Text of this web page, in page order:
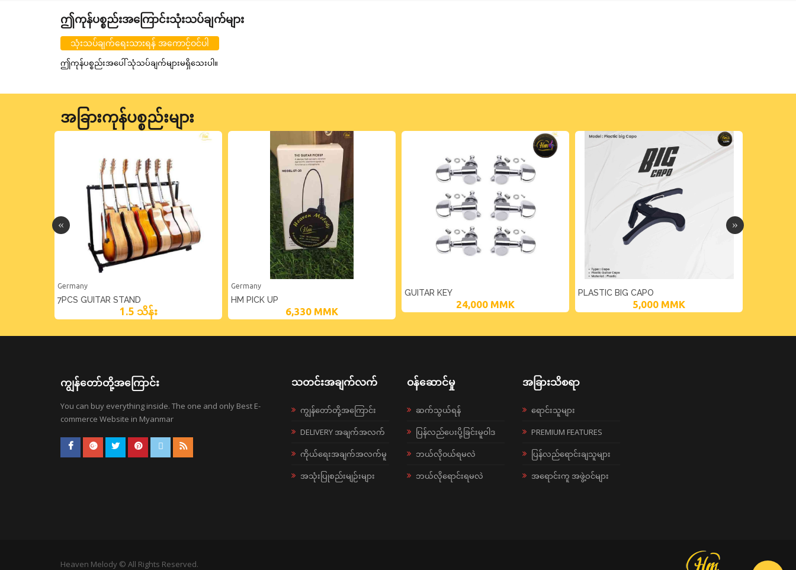
ဤကုန်ပစ္စည်းအကြောင်းသုံးသပ်ချက်များ
သုံးသပ်ချက်ရေးသားရန် အကောင့်ဝင်ပါ
ဤကုန်ပစ္စည်းအပေါ် သုံသပ်ချက်များမရှိသေးပါ။
အခြားကုန်ပစ္စည်းများ
Germany
7PCS GUITAR STAND
1.5 သိန်း
Germany
HM PICK UP
6,330 MMK
GUITAR KEY
24,000 MMK
PLASTIC BIG CAPO
5,000 MMK
ကျွန်တော်တို့အကြောင်း
You can buy everything inside. The one and only Best E-
commerce Website in Myanmar
သတင်းအချက်လက်
ကျွန်တော်တို့အကြောင်း
DELIVERY အချက်အလက်
ကိုယ်ရေးအချက်အလက်မူ
အသုံးပြုစည်းမျဉ်းများ
ဝန်ဆောင်မှု
ဆက်သွယ်ရန်
ပြန်လည်ပေးပို့ခြင်းမူဝါဒ
ဘယ်လို၀ယ်ရမလဲ
ဘယ်လိုရောင်းရမလဲ
အခြားသိစရာ
ရောင်းသူများ
PREMIUM FEATURES
ပြန်လည်ရောင်းချသူများ
အရောင်းကူ အဖွဲ့ဝင်များ
Heaven Melody © All Rights Reserved.